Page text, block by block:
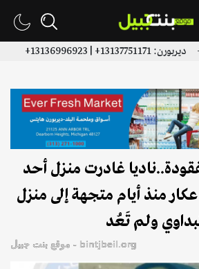
سنة مفقودة..ناديا غادرت منزل أحد
عكار منذ أيام متجهة إلى منزل
ولم تَعُد
bintjbeil.org - موقع بنت جبيل